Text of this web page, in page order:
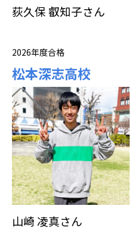
荻久保 叡知子さん
2026年度合格
松本深志高校
山崎 凌真さん